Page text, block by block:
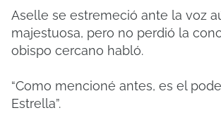
Aselle se estremeció ante la voz
majestuosa, pero no perdió la
obispo cercano habló.
“Como mencioné antes, es el
Estrella”.